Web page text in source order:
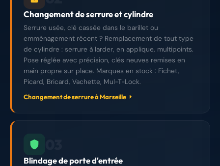
Changement de serrure et cylindre
Serrure usée, clé cassée dans le barillet ou
emménagement récent ? Remplacement de tout type
de cylindre : serrure à larder, en applique, multipoints.
Pose réglée avec précision, clés neuves remises en
main propre sur place. Marques en stock : Fichet,
Picard, Bricard, Vachette, Mul-T-Lock.
Changement de serrure à Marseille
Blindage de porte d'entrée